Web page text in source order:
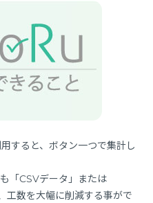
すると、ボタン一つで集計し
「CSVデータ」または
工数を大幅に削減する事がで